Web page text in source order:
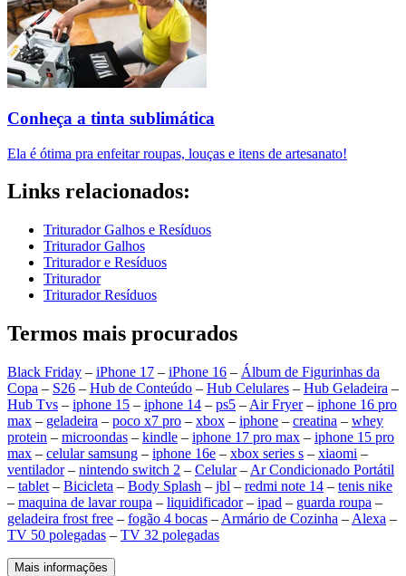
Conheça a tinta sublimática
Ela é ótima pra enfeitar roupas, louças e itens de artesanato!
Links relacionados:
Triturador Galhos e Resíduos
Triturador Galhos
Triturador e Resíduos
Triturador
Triturador Resíduos
Termos mais procurados
Black Friday – iPhone 17 – iPhone 16 – Álbum de Figurinhas da
Copa – S26 – Hub de Conteúdo – Hub Celulares – Hub Geladeira –
Hub Tvs – iphone 15 – iphone 14 – ps5 – Air Fryer– iphone 16 pro
max – geladeira – poco x7 pro – xbox – iphone – creatina – whey
protein – microondas – kindle – iphone 17 pro max – iphone 15 pro
max – celular samsung – iphone 16e – xbox series s – xiaomi –
ventilador– nintendo switch 2 – Celular– Ar Condicionado Portátil
– tablet – Bicicleta – Body Splash – jbl – redmi note 14 – tenis nike
– maquina de lavar roupa – liquidificador– ipad – guarda roupa –
geladeira frost free – fogão 4 bocas – Armário de Cozinha – Alexa –
TV 50 polegadas – TV 32 polegadas
Mais informações